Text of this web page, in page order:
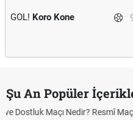
GOL! Koro Kone
Şu An Popüler
Farkları
Puan Durumunda